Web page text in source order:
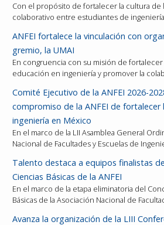
Con el propósito de fortalecer la cultura de
colaborativo entre estudiantes de
ANFEI fortalece la vinculación con
gremio, la UMAI
En congruencia con su misión de fortalecer
educación en ingeniería y promover la
Comité Ejecutivo de la ANFEI 2026-
compromiso de la ANFEI de fortalecer
ingeniería en México
En el marco de la LII Asamblea General
Nacional de Facultades y Escuelas de
Talento destaca a equipos finalistas
Ciencias Básicas de la ANFEI
En el marco de la etapa eliminatoria del
Básicas de la Asociación Nacional de
Avanza la organización de la LIII